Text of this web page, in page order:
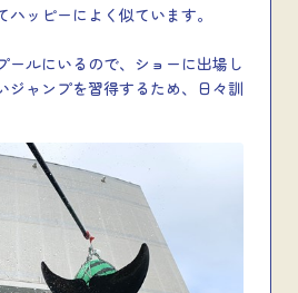
ッピーによく似ています。
ールにいるので、ショーに出場し
ジャンプを習得するため、日々訓